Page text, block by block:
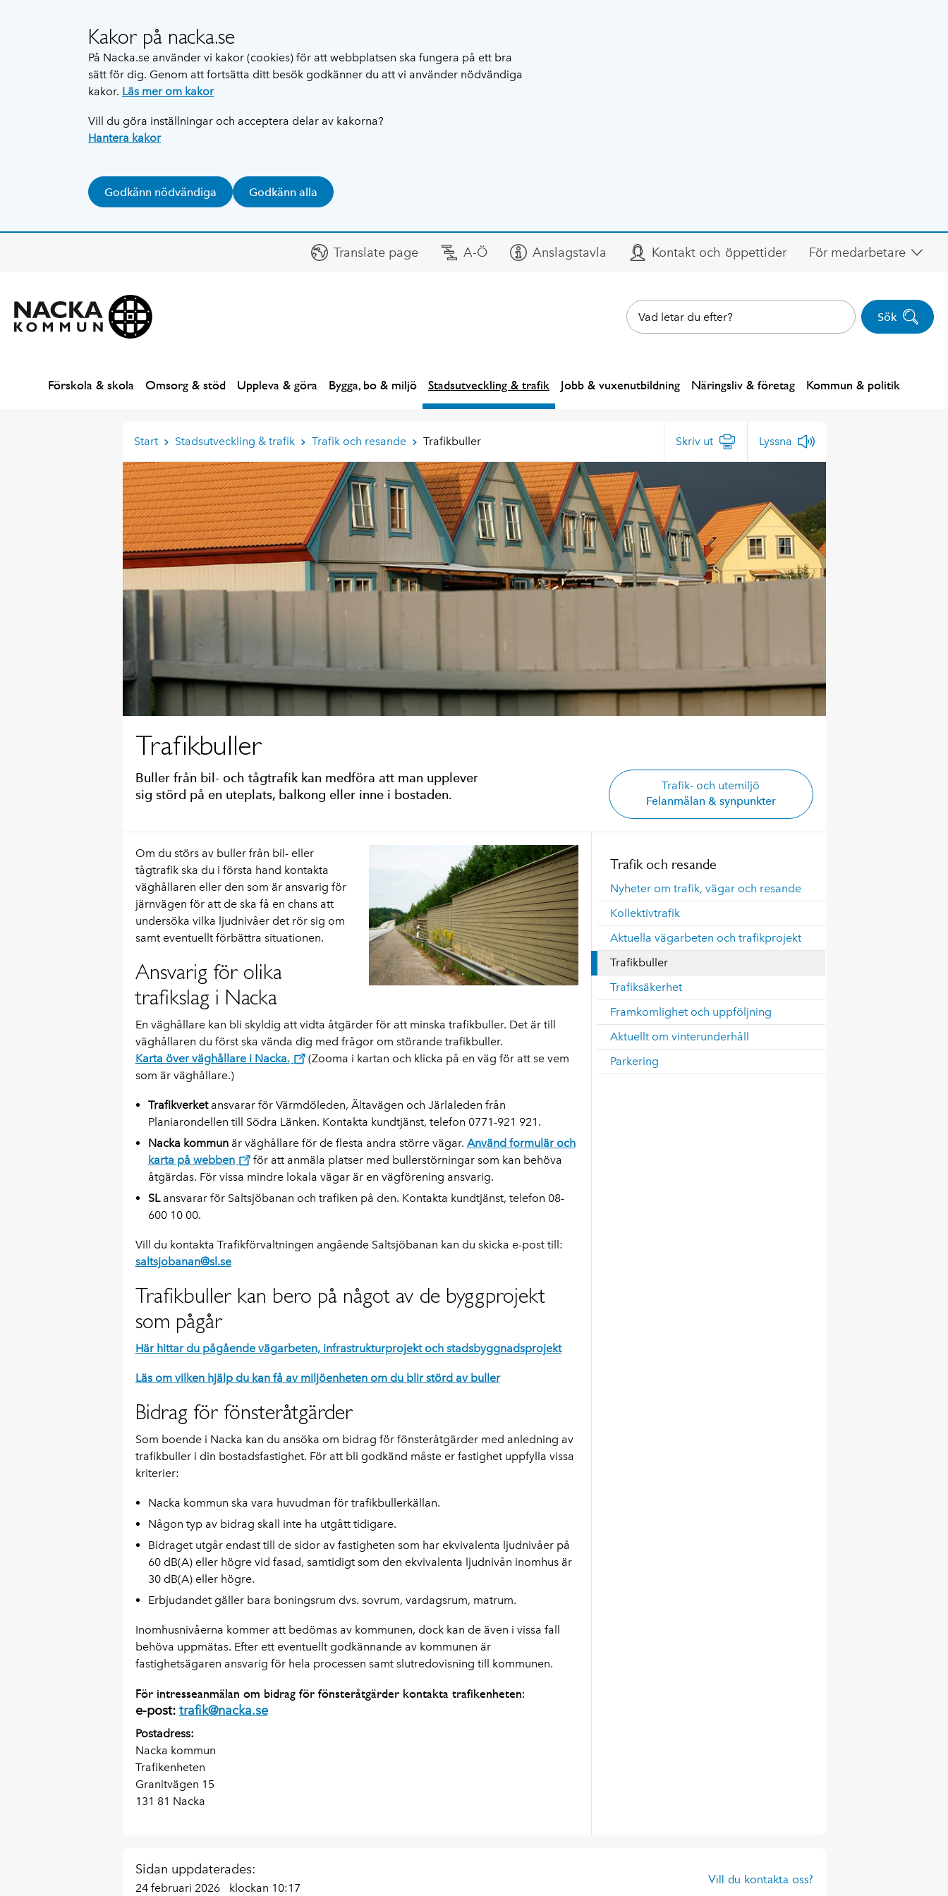
Kakor på nacka.se
På Nacka.se använder vi kakor (cookies) för att webbplatsen ska fungera på ett bra
sätt för dig. Genom att fortsätta ditt besök godkänner du att vi använder nödvändiga
kakor. Läs mer om kakor
Vill du göra inställningar och acceptera delar av kakorna?
Hantera kakor
Godkänn nödvändiga Godkänn alla
Translate page A-Ö Anslagstavla Kontakt och öppettider För medarbetare
Sök
Förskola & skola Omsorg & stöd Uppleva & göra Bygga, bo & miljö Stadsutveckling & trafik Jobb & vuxenutbildning Näringsliv & företag Kommun & politik
Start Stadsutveckling & trafik Trafik och resande Trafikbuller Skriv ut Lyssna
Trafikbuller
Buller från bil- och tågtrafik kan medföra att man upplever
sig störd på en uteplats, balkong eller inne i bostaden.
Trafik- och utemiljö
Felanmälan & synpunkter
Trafik och resande
Nyheter om trafik, vägar och resande
Kollektivtrafik
Aktuella vägarbeten och trafikprojekt
Trafikbuller
Trafiksäkerhet
Framkomlighet och uppföljning
Aktuellt om vinterunderhåll
Parkering
Om du störs av buller från bil- eller
tågtrafik ska du i första hand kontakta
väghållaren eller den som är ansvarig för
järnvägen för att de ska få en chans att
undersöka vilka ljudnivåer det rör sig om
samt eventuellt förbättra situationen.
Ansvarig för olika
trafikslag i Nacka
En väghållare kan bli skyldig att vidta åtgärder för att minska trafikbuller. Det är till
väghållaren du först ska vända dig med frågor om störande trafikbuller.
Karta över väghållare i Nacka.
(Zooma i kartan och klicka på en väg för att se vem
som är väghållare.)
Trafikverketansvarar för Värmdöleden, Ältavägen och Järlaleden från
Planiarondellen till Södra Länken. Kontakta kundtjänst, telefon 0771-921 921.
Nacka kommunär väghållare för de flesta andra större vägar. Använd formulär och
karta på webben
för att anmäla platser med bullerstörningar som kan behöva
åtgärdas. För vissa mindre lokala vägar är en vägförening ansvarig.
SLansvarar för Saltsjöbanan och trafiken på den. Kontakta kundtjänst, telefon 08-
600 10 00.
Vill du kontakta Trafikförvaltningen angående Saltsjöbanan kan du skicka e-post till:
saltsjobanan@sl.se
Trafikbuller kan bero på något av de byggprojekt
som pågår
Här hittar du pågående vägarbeten, infrastrukturprojekt och stadsbyggnadsprojekt
Läs om vilken hjälp du kan få av miljöenheten om du blir störd av buller
Bidrag för fönsteråtgärder
Som boende i Nacka kan du ansöka om bidrag för fönsteråtgärder med anledning av
trafikbuller i din bostadsfastighet. För att bli godkänd måste er fastighet uppfylla vissa
kriterier:
Nacka kommun ska vara huvudman för trafikbullerkällan.
Någon typ av bidrag skall inte ha utgått tidigare.
Bidraget utgår endast till de sidor av fastigheten som har ekvivalenta ljudnivåer på
60 dB(A) eller högre vid fasad, samtidigt som den ekvivalenta ljudnivån inomhus är
30 dB(A) eller högre.
Erbjudandet gäller bara boningsrum dvs. sovrum, vardagsrum, matrum.
Inomhusnivåerna kommer att bedömas av kommunen, dock kan de även i vissa fall
behöva uppmätas. Efter ett eventuellt godkännande av kommunen är
fastighetsägaren ansvarig för hela processen samt slutredovisning till kommunen.
För intresseanmälan om bidrag för fönsteråtgärder kontakta trafikenheten:
e-post: trafik@nacka.se
Postadress:
Nacka kommun
Trafikenheten
Granitvägen 15
131 81 Nacka
Sidan uppdaterades:
24 februari 2026 klockan 10:17
Vill du kontakta oss?